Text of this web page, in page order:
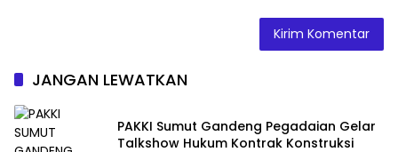
JANGAN LEWATKAN
PAKKI Sumut Gandeng Pegadaian Gelar
Talkshow Hukum Kontrak Konstruksi